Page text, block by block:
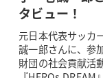
タビュー！
元日本代表サッカ
誠一郎さんに、参
財団の社会貢献活